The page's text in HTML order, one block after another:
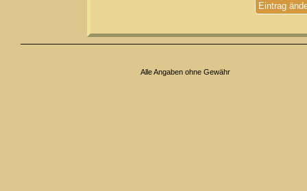
Eintrag
Alle Angaben ohne Gewähr